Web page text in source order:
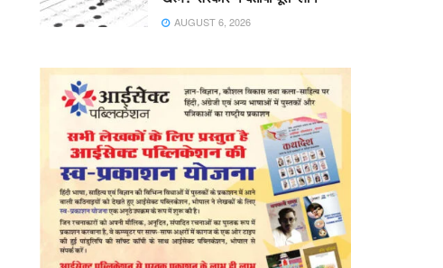
AUGUST 6, 2026